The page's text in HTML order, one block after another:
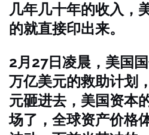
几年几十年的收入，
的就直接印出来。
2月27日凌晨，美国
万亿美元的救助计划
元砸进去，美国资本
场了，全球资产价格